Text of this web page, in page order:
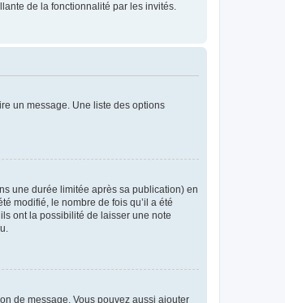
de la fonctionnalité par les invités.
un message. Une liste des options
une durée limitée après sa publication) en
modifié, le nombre de fois qu’il a été
ont la possibilité de laisser une note
de message. Vous pouvez aussi ajouter